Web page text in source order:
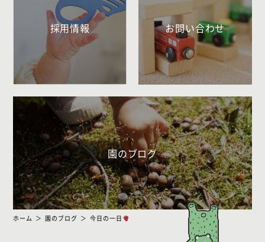
採用情報 お問い合わせ
園のブログ
ホーム 園のブログ 今日の一日